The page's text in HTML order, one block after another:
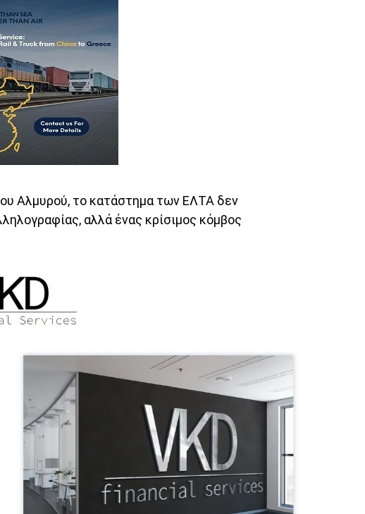
Αλμυρού, το κατάστημα των ΕΛΤΑ δεν
αλλά ένας κρίσιμος κόμβος